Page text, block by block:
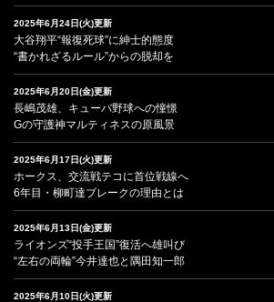
2025年6月24日(火)更新
大谷翔平“報復死球”に紳士的態度
“書かれざるルール”からの脱却を
2025年6月20日(金)更新
長嶋茂雄、キューバ野球への憧憬
Gの守護神マルティネスの原風景
2025年6月17日(火)更新
ホークス、交流戦テコに首位戦線へ
6年目・柳町達ブレークの理由とは
2025年6月13日(金)更新
ライオンズ“投手王国”復活へ雄叫び
“左右の両輪”今井達也と隅田知一郎
2025年6月10日(火)更新